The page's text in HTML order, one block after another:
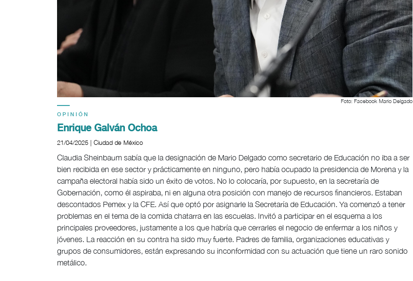
Foto: Facebook Mario Delgado
OPINIÓN
Enrique Galván Ochoa
21/04/2025 | Ciudad de México
Claudia Sheinbaum sabía que la designación de Mario Delgado como secretario de Educación no iba a ser
bien recibida en ese sector y prácticamente en ninguno, pero había ocupado la presidencia de Morena y la
campaña electoral había sido un éxito de votos. No lo colocaría, por supuesto, en la secretaría de
Gobernación, como él aspiraba, ni en alguna otra posición con manejo de recursos financieros. Estaban
descontados Pemex y la CFE. Así que optó por asignarle la Secretaría de Educación. Ya comenzó a tener
problemas en el tema de la comida chatarra en las escuelas. Invitó a participar en el esquema a los
principales proveedores, justamente a los que habría que cerrarles el negocio de enfermar a los niños y
jóvenes. La reacción en su contra ha sido muy fuerte. Padres de familia, organizaciones educativas y
grupos de consumidores, están expresando su inconformidad con su actuación que tiene un raro sonido
metálico.